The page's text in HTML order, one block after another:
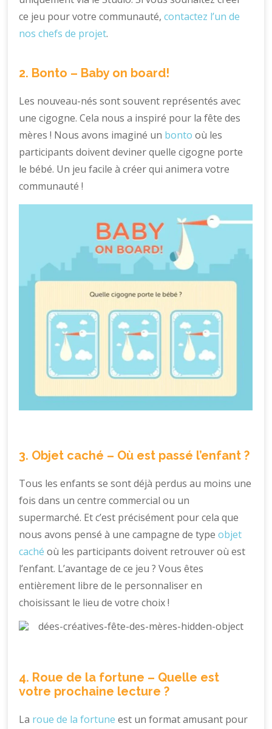
ce jeu pour votre communauté,contactez l’un de
nos chefs de projet.
2. Bonto – Baby on board!
Les nouveau-nés sont souvent représentés avec
une cigogne. Cela nous a inspiré pour la fête des
mères ! Nous avons imaginé un bonto où les
participants doivent deviner quelle cigogne porte
le bébé. Un jeu facile à créer qui animera votre
communauté !
3. Objet caché – Où est passé l’enfant ?
Tous les enfants se sont déjà perdus au moins une
fois dans un centre commercial ou un
supermarché. Et c’est précisément pour cela que
nous avons pensé à une campagne de typeobjet
caché où les participants doivent retrouver où est
l’enfant. L’avantage de ce jeu ? Vous êtes
entièrement libre de le personnaliser en
choisissant le lieu de votre choix !
4. Roue de la fortune – Quelle est
votre prochaine lecture ?
La roue de la fortune est un format amusant pour